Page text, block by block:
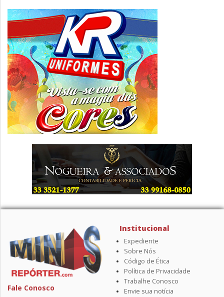
Fale Conosco
Institucional
Expediente
Sobre Nós
Código de Ética
Política de Privacidade
Trabalhe Conosco
Envie sua notícia